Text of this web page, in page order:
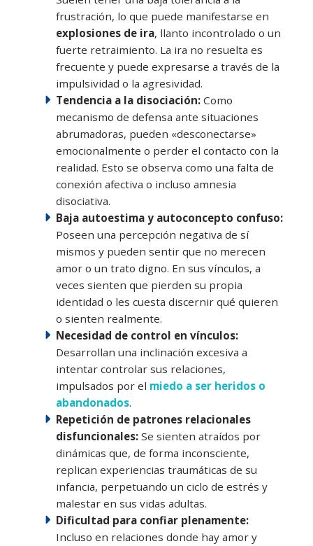
frustración, lo que puede manifestarse en
explosiones de ira, llanto incontrolado o un
fuerte retraimiento. La ira no resuelta es
frecuente y puede expresarse a través de la
impulsividad o la agresividad.
Tendencia a la disociación: Como
mecanismo de defensa ante situaciones
abrumadoras, pueden «desconectarse»
emocionalmente o perder el contacto con la
realidad. Esto se observa como una falta de
conexión afectiva o incluso amnesia
disociativa.
Baja autoestima y autoconcepto confuso:
Poseen una percepción negativa de sí
mismos y pueden sentir que no merecen
amor o un trato digno. En sus vínculos, a
veces sienten que pierden su propia
identidad o les cuesta discernir qué quieren
o sienten realmente.
Necesidad de control en vínculos:
Desarrollan una inclinación excesiva a
intentar controlar sus relaciones,
impulsados por el miedo a ser heridos o
abandonados.
Repetición de patrones relacionales
disfuncionales: Se sienten atraídos por
dinámicas que, de forma inconsciente,
replican experiencias traumáticas de su
infancia, perpetuando un ciclo de estrés y
malestar en sus vidas adultas.
Dificultad para confiar plenamente:
Incluso en relaciones donde hay amor y